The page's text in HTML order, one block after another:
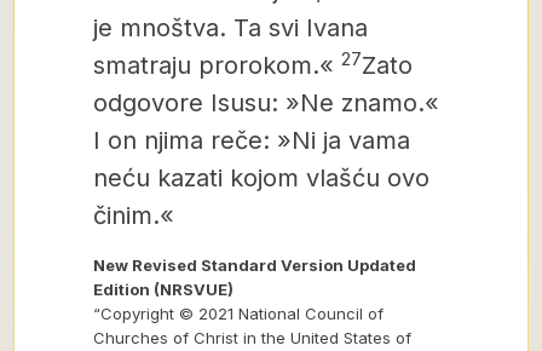
je mnoštva. Ta svi Ivana
smatraju prorokom.« 27Zato
odgovore Isusu: »Ne znamo.«
I on njima reče: »Ni ja vama
neću kazati kojom vlašću ovo
činim.«
New Revised Standard Version Updated
Edition (NRSVUE)
“Copyright © 2021 National Council of
Churches of Christ in the United States of